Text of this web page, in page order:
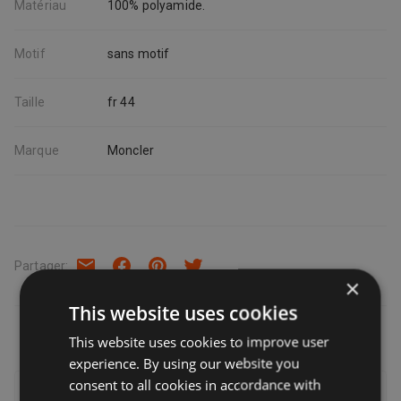
Matériau 100% polyamide.
Motif sans motif
Taille fr 44
Marque Moncler
Partager:
×
This website uses cookies
This website uses cookies to improve user
experience. By using our website you
consent to all cookies in accordance with